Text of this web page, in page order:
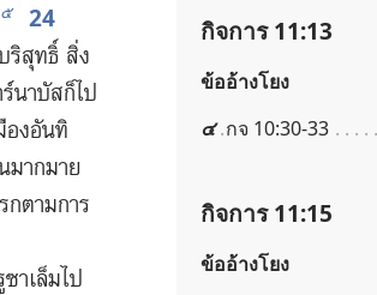
๕ 24
ริสุทธิ์ สิ่ง​
นาบัส​ก็​ไป​
อง​อันทิ
าก​มาย
ก​ตาม​การ​
าเล็ม​ไป​
กิจการ 11:13
ข้ออ้างโยง
๔ กจ 10:30-33
กิจการ 11:15
ข้ออ้างโยง